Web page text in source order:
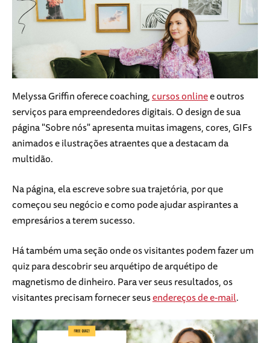
Melyssa Griffin oferece coaching,cursos onlinee outros
serviços para empreendedores digitais. O design de sua
página "Sobre nós" apresenta muitas imagens, cores, GIFs
animados e ilustrações atraentes que a destacam da
multidão.
Na página, ela escreve sobre sua trajetória, por que
começou seu negócio e como pode ajudar aspirantes a
empresários a terem sucesso.
Há também uma seção onde os visitantes podem fazer um
quiz para descobrir seu arquétipo de arquétipo de
magnetismo de dinheiro. Para ver seus resultados, os
visitantes precisam fornecer seusendereços de e-mail.